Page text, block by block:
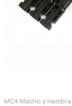
MC4 Macho y